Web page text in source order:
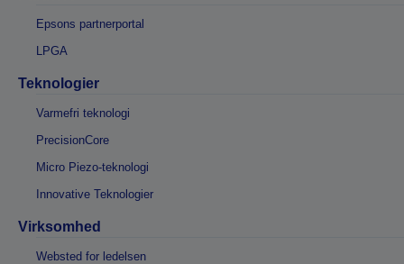
Epsons partnerportal
LPGA
Teknologier
Varmefri teknologi
PrecisionCore
Micro Piezo-teknologi
Innovative Teknologier
Virksomhed
Websted for ledelsen